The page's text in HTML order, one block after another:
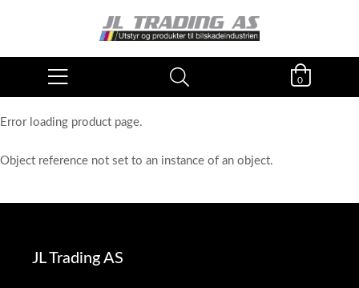
0
Error loading product page.
Object reference not set to an instance of an object.
JL Trading AS